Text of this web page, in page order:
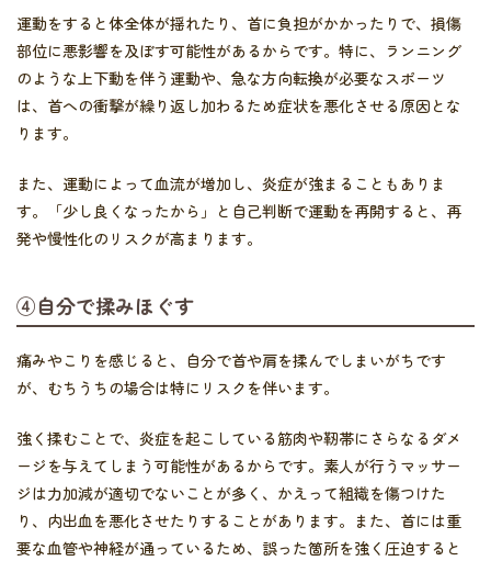
運動をすると体全体が揺れたり、首に負担がかかったりで、損傷
部位に悪影響を及ぼす可能性があるからです。特に、ランニング
のような上下動を伴う運動や、急な方向転換が必要なスポーツ
は、首への衝撃が繰り返し加わるため症状を悪化させる原因とな
ります。
また、運動によって血流が増加し、炎症が強まることもありま
す。「少し良くなったから」と自己判断で運動を再開すると、再
発や慢性化のリスクが高まります。
④自分で揉みほぐす
痛みやこりを感じると、自分で首や肩を揉んでしまいがちです
が、むちうちの場合は特にリスクを伴います。
強く揉むことで、炎症を起こしている筋肉や靭帯にさらなるダメ
ージを与えてしまう可能性があるからです。素人が行うマッサー
ジは力加減が適切でないことが多く、かえって組織を傷つけた
り、内出血を悪化させたりすることがあります。また、首には重
要な血管や神経が通っているため、誤った箇所を強く圧迫すると